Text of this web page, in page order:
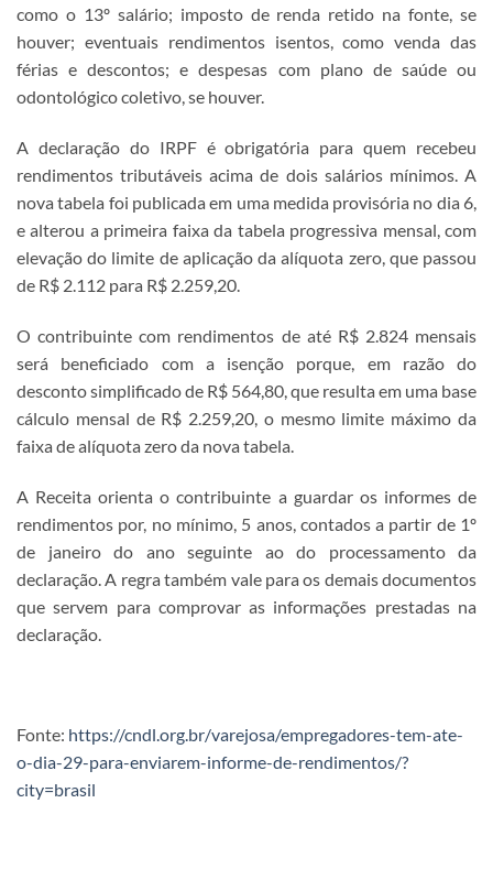
como o 13º salário; imposto de renda retido na fonte, se
houver; eventuais rendimentos isentos, como venda das
férias e descontos; e despesas com plano de saúde ou
odontológico coletivo, se houver.
A declaração do IRPF é obrigatória para quem recebeu
rendimentos tributáveis acima de dois salários mínimos. A
nova tabela foi publicada em uma medida provisória no dia 6,
e alterou a primeira faixa da tabela progressiva mensal, com
elevação do limite de aplicação da alíquota zero, que passou
de R$ 2.112 para R$ 2.259,20.
O contribuinte com rendimentos de até R$ 2.824 mensais
será beneficiado com a isenção porque, em razão do
desconto simplificado de R$ 564,80, que resulta em uma base
cálculo mensal de R$ 2.259,20, o mesmo limite máximo da
faixa de alíquota zero da nova tabela.
A Receita orienta o contribuinte a guardar os informes de
rendimentos por, no mínimo, 5 anos, contados a partir de 1º
de janeiro do ano seguinte ao do processamento da
declaração. A regra também vale para os demais documentos
que servem para comprovar as informações prestadas na
declaração.
Fonte: https://cndl.org.br/varejosa/empregadores-tem-ate-
o-dia-29-para-enviarem-informe-de-rendimentos/?
city=brasil